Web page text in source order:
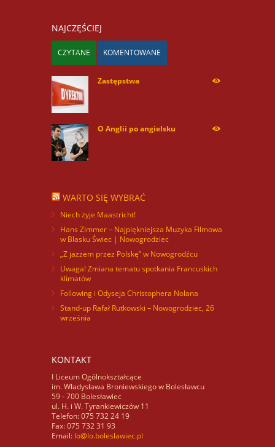
NAJCZĘŚCIEJ
CZYTANE KOMENTOWANE
Zastępstwa
O Anglii po angielsku
WARTO SIĘ WYBRAĆ
Niech żyje Maastricht!
Hans Zimmer – Najpiękniejsza Muzyka Filmowa
w Blasku Świec | Nowogrodziec
„Z jazzem przez Polskę” w Nowogrodźcu
Uwaga! Zmiana tematu spotkania Francuskich
klimatów
Following i Odyseja Christophera Nolana
Stand-up Rafał Rutkowski – Nowogrodziec, 26
września
KONTAKT
I Liceum Ogólnokształcące
im. Władysława Broniewskiego w Bolesławcu
59 - 700 Bolesławiec
ul. H. i W. Tyrankiewiczów 11
Telefon: 075 732 24 19
Fax: 075 732 31 93
Email: lo@lo.boleslawiec.pl